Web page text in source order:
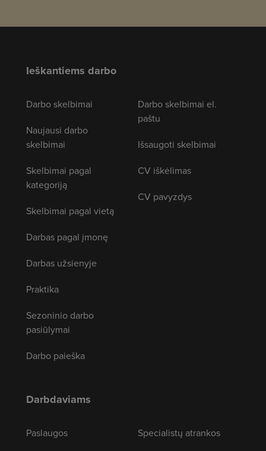
Ieškantiems darbo
Darbo skelbimai
Naujausi darbo
skelbimai
Skelbimai pagal
kategoriją
Skelbimai pagal vietą
Darbas pagal įmonę
Darbas užsienyje
Praktika
Sezoninio darbo
pasiūlymai
Darbo paieška
Darbo skelbimai el.
paštu
Išsaugoti skelbimai
CV iškėlimas
CV pavyzdys
Darbdaviams
Paslaugos
Specialistų atrankos